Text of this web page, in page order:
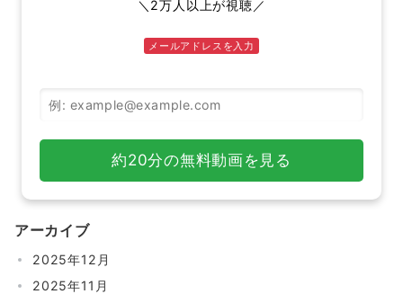
＼2万人以上が視聴／
メールアドレスを入力
約20分の無料動画を見る
アーカイブ
2025年12月
2025年11月